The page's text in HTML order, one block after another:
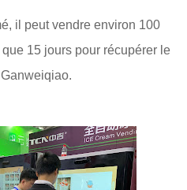
il peut vendre environ 100
15 jours pour récupérer le